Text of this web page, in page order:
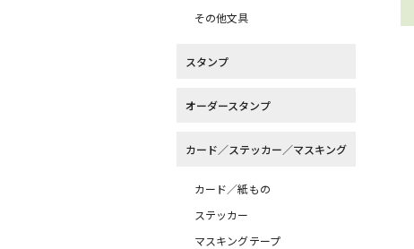
その他文具
スタンプ
オーダースタンプ
カード／ステッカー／マスキング
カード／紙もの
ステッカー
マスキングテープ